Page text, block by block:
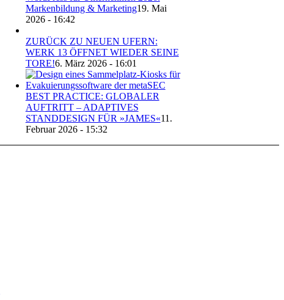
Markenbildung & Marketing19. Mai
2026 - 16:42
ZURÜCK ZU NEUEN UFERN:
WERK 13 ÖFFNET WIEDER SEINE
TORE!6. März 2026 - 16:01
BEST PRACTICE: GLOBALER
AUFTRITT – ADAPTIVES
STANDDESIGN FÜR »JAMES«11.
Februar 2026 - 15:32